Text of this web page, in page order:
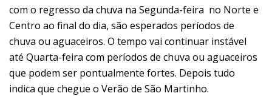
com o regresso da chuva na Segunda-feira no Norte e
Centro ao final do dia, são esperados períodos de
chuva ou aguaceiros. O tempo vai continuar instável
até Quarta-feira com períodos de chuva ou aguaceiros
que podem ser pontualmente fortes. Depois tudo
indica que chegue o Verão de São Martinho.